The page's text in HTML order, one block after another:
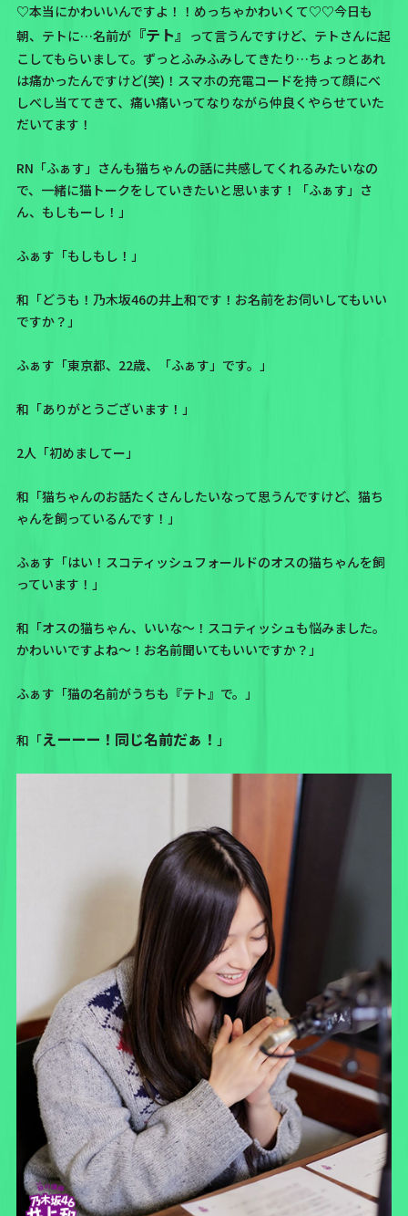
♡本当にかわいいんですよ！！めっちゃかわいくて♡♡今日も
朝、テトに…名前が『テト』 って言うんですけど、テトさんに起
こしてもらいまして。ずっとふみふみしてきたり…ちょっとあれ
は痛かったんですけど(笑)！スマホの充電コードを持って顔にべ
しべし当ててきて、痛い痛いってなりながら仲良くやらせていた
だいてます！
RN「ふぁす」さんも猫ちゃんの話に共感してくれるみたいなの
で、一緒に猫トークをしていきたいと思います！「ふぁす」さ
ん、もしもーし！」
ふぁす「もしもし！」
和「どうも！乃木坂46の井上和です！お名前をお伺いしてもいい
ですか？」
ふぁす「東京都、22歳、「ふぁす」です。 」
和「ありがとうございます！」
2人「初めましてー」
和「猫ちゃんのお話たくさんしたいなって思うんですけど、猫ち
ゃんを飼っているんです！」
ふぁす「はい！スコティッシュフォールドのオスの猫ちゃんを飼
っています！」
和「オスの猫ちゃん、いいな〜！スコティッシュも悩みました。
かわいいですよね〜！お名前聞いてもいいですか？」
ふぁす「猫の名前がうちも『テト』で。 」
和「えーーー！同じ名前だぁ！ 」